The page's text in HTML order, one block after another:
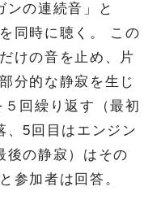
ンの連続音」と
同時に聴く。 この
けの音を止め、片
分的な静寂を生じ
回繰り返す（最初
、5回目はエンジン
後の静寂）はその
参加者は回答。